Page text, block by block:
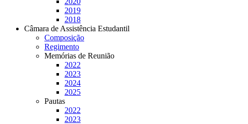
2019
2018
Câmara de Assistência Estudantil
Composição
Regimento
Memórias de Reunião
2022
2023
2024
2025
Pautas
2022
2023